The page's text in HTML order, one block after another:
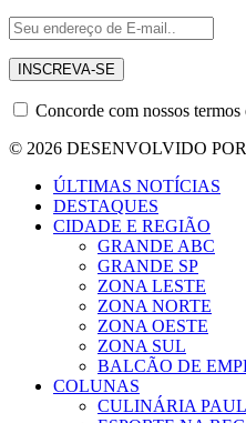
Concorde com nossos termos
© 2026 DESENVOLVIDO
ÚLTIMAS NOTÍCIAS
DESTAQUES
CIDADE E REGIÃO
GRANDE ABC
GRANDE SP
ZONA LESTE
ZONA NORTE
ZONA OESTE
ZONA SUL
BALCÃO DE
COLUNAS
CULINÁRIA